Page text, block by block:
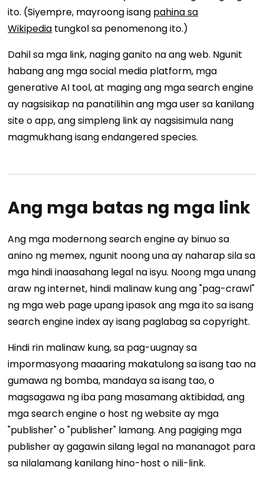
ito. (Siyempre, mayroong isang pahina sa
Wikipedia tungkol sa penomenong ito.)
Dahil sa mga link, naging ganito na ang web. Ngunit
habang ang mga social media platform, mga
generative AI tool, at maging ang mga search engine
ay nagsisikap na panatilihin ang mga user sa kanilang
site o app, ang simpleng link ay nagsisimula nang
magmukhang isang endangered species.
Ang mga batas ng mga link
Ang mga modernong search engine ay binuo sa
anino ng memex, ngunit noong una ay naharap sila sa
mga hindi inaasahang legal na isyu. Noong mga unang
araw ng internet, hindi malinaw kung ang "pag-crawl"
ng mga web page upang ipasok ang mga ito sa isang
search engine index ay isang paglabag sa copyright.
Hindi rin malinaw kung, sa pag-uugnay sa
impormasyong maaaring makatulong sa isang tao na
gumawa ng bomba, mandaya sa isang tao, o
magsagawa ng iba pang masamang aktibidad, ang
mga search engine o host ng website ay mga
"publisher" o "publisher" lamang. Ang pagiging mga
publisher ay gagawin silang legal na mananagot para
sa nilalamang kanilang hino-host o nili-link.